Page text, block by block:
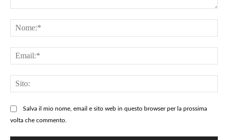
un
commento
=>
QUI
Salva il mio nome, email e sito web in questo browser per la prossima
volta che commento.